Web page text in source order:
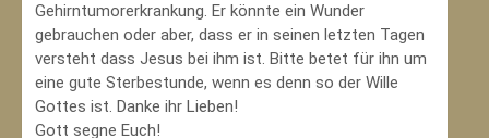
Gehirntumorerkrankung. Er könnte ein Wunder
gebrauchen oder aber, dass er in seinen letzten Tagen
versteht dass Jesus bei ihm ist. Bitte betet für ihn um
eine gute Sterbestunde, wenn es denn so der Wille
Gottes ist. Danke ihr Lieben!
Gott segne Euch!